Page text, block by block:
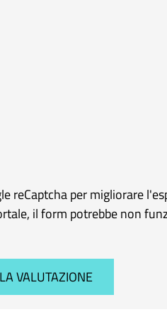
reCaptcha per migliorare
il form potrebbe non